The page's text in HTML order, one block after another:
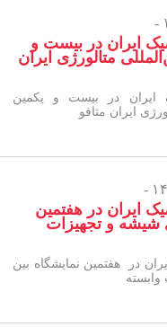
ایران در بیست و
متالورژی ایران
در بیست و یکمین
ایران متافو
ایران در هفتمین
شیشه و تجهیزات
در هفتمین نمایشگاه بین­‌